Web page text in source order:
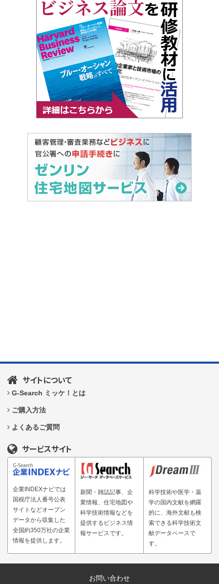
サイトについて
G-Search ミッケ！とは
ご購入方法
よくあるご質問
サービスサイト
企業INDEXナビでは
国税庁法人番号公表
サイトなどオープン
データから収集した
全国約350万社の企業
情報を提供します。
新聞・雑誌記事、企
業情報、住宅地図や
科学技術情報などを
提供するビジネス情
報サービスです。
科学技術や医学・薬
学の国内文献を網羅
的に、海外文献も検
索できる科学技術文
献データベースで
す。
お問い合わせ